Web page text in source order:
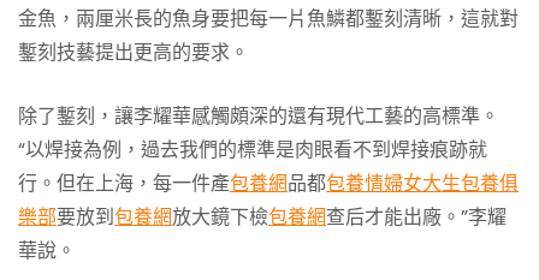
金魚，兩厘米長的魚身要把每一片魚鱗都鏨刻清晰，這就對
鏨刻技藝提出更高的要求。
除了鏨刻，讓李耀華感觸頗深的還有現代工藝的高標準。
“以焊接為例，過去我們的標準是肉眼看不到焊接痕跡就
行。但在上海，每一件產包養網品都包養情婦女大生包養俱
樂部要放到包養網放大鏡下檢包養網查后才能出廠。”李耀
華說。